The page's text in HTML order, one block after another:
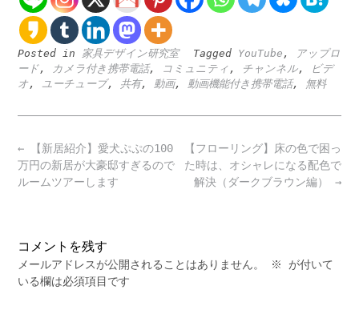
Posted in 家具デザイン研究室 Tagged YouTube ,
アップロ
ード, カメラ付き携帯電話, コミュニティ , チャンネル,
ビデ
オ, ユーチューブ, 共有, 動画, 動画機能付き携帯電話, 無料
Post
navigation
【フローリング】床の色で困っ
た時は、オシャレになる配色で
解決（ダークブラウン編） →
← 【新居紹介】愛犬ぷぷの100
万円の新居が大豪邸すぎるので
ルームツアーします
コメントを残す
メールアドレスが公開されることはありません。 ※
が付いて
いる欄は必須項目です